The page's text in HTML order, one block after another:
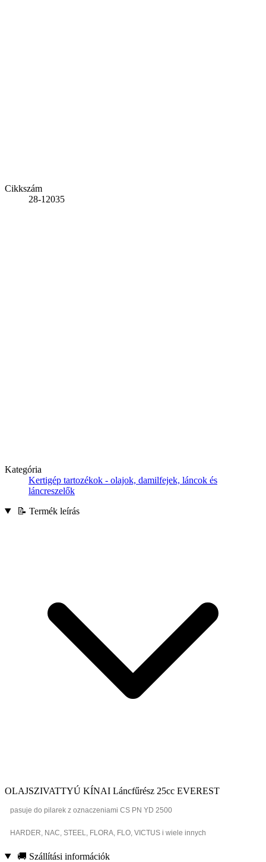
Cikkszám
28-12035
Kategória
Kertigép tartozékok - olajok, damilfejek, láncok és
láncreszelők
📝 Termék leírás
OLAJSZIVATTYÚ KÍNAI Láncfűrész 25cc EVEREST
pasuje do pilarek z oznaczeniami CS PN YD 2500
HARDER, NAC, STEEL, FLORA, FLO, VICTUS i wiele innych
🚚 Szállítási információk